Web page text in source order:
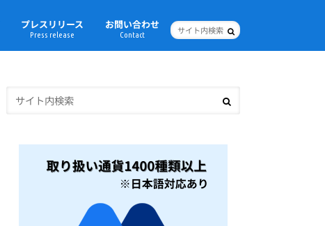
プレスリリース
Press release
お問い合わせ
Contact